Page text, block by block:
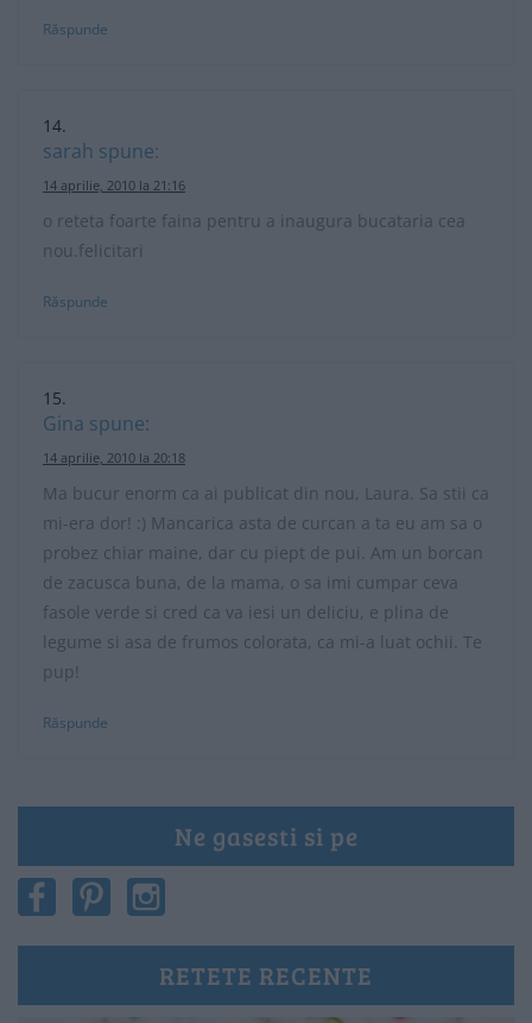
Răspunde
sarah spune:
14 aprilie, 2010 la 21:16
o reteta foarte faina pentru a inaugura bucataria cea
nou.felicitari
Răspunde
Gina spune:
14 aprilie, 2010 la 20:18
Ma bucur enorm ca ai publicat din nou, Laura. Sa stii ca
mi-era dor! :) Mancarica asta de curcan a ta eu am sa o
probez chiar maine, dar cu piept de pui. Am un borcan
de zacusca buna, de la mama, o sa imi cumpar ceva
fasole verde si cred ca va iesi un deliciu, e plina de
legume si asa de frumos colorata, ca mi-a luat ochii. Te
pup!
Răspunde
Ne gasesti si pe
RETETE RECENTE